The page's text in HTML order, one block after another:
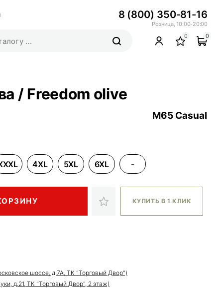
0 0
8 (800) 350-81-16
Розница, 10:00-20:00
/ Freedom olive
M65 Casual
4XL 5XL 6XL -
КУПИТЬ В 1 КЛИК
шоссе, д.7А, ТК "Торговый Двор")
д.21, ТК "Торговый Двор", 2 этаж)